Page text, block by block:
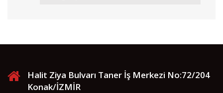
Halit Ziya Bulvarı Taner İş Merkezi No:72/204
Konak/İZMİR